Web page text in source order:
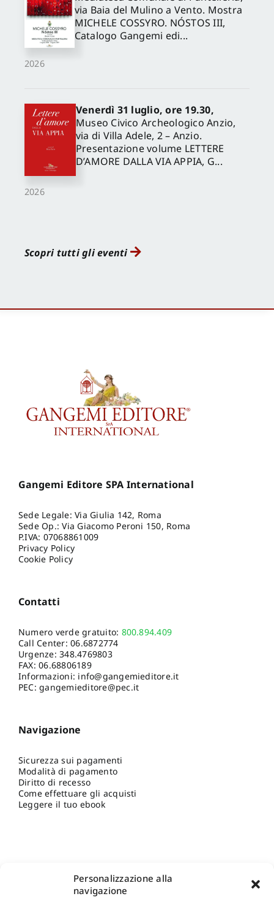
Personalizzazione alla
navigazione
2026
via Baia del Mulino a Vento. Mostra
MICHELE COSSYRO. NÓSTOS III,
Catalogo Gangemi edi...
2026
Venerdì 31 luglio, ore 19.30,
Museo Civico Archeologico Anzio,
via di Villa Adele, 2 – Anzio.
Presentazione volume LETTERE
D’AMORE DALLA VIA APPIA, G...
Scopri tutti gli eventi
Gangemi Editore SPA International
Sede Legale: Via Giulia 142, Roma
Sede Op.: Via Giacomo Peroni 150, Roma
P.IVA: 07068861009
Privacy Policy
Cookie Policy
Contatti
Numero verde gratuito: 800.894.409
Call Center:06.6872774
Urgenze:348.4769803
FAX: 06.68806189
Informazioni: info@gangemieditore.it
PEC: gangemieditore@pec.it
Navigazione
Sicurezza sui pagamenti
Modalità di pagamento
Diritto di recesso
Come effettuare gli acquisti
Leggere il tuo ebook